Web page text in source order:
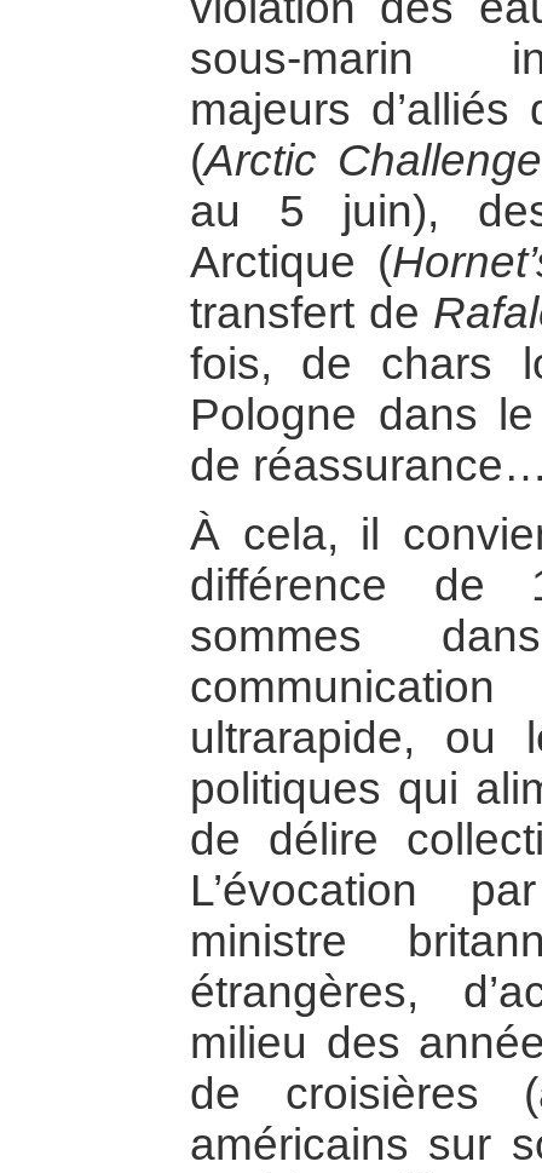
sous-marin
majeurs d’alliés
(Arctic
au 5 juin),
Arctique (
transfert de
fois, de chars
Pologne dans
de
À cela, il
différence
sommes
ultrarapide, ou
politiques qui
de délire
L’évocation
ministre
étrangères,
milieu des
de croisières
américains sur